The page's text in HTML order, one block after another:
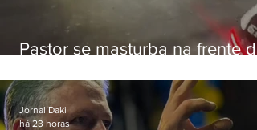
Pastor se masturba na frente de
Jornal Daki
há 23 horas